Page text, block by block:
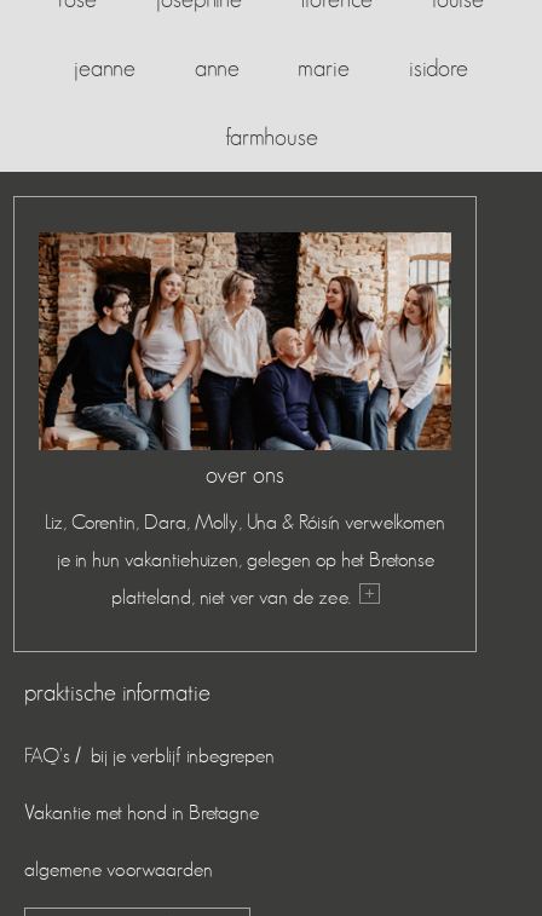
jeanne anne marie isidore
farmhouse
over ons
Liz, Corentin, Dara, Molly, Una & Róisín verwelkomen
je in hun vakantiehuizen, gelegen op het Bretonse
platteland, niet ver van de zee.
praktische informatie
FAQ's / bij je verblijf inbegrepen
Vakantie met hond in Bretagne
algemene voorwaarden